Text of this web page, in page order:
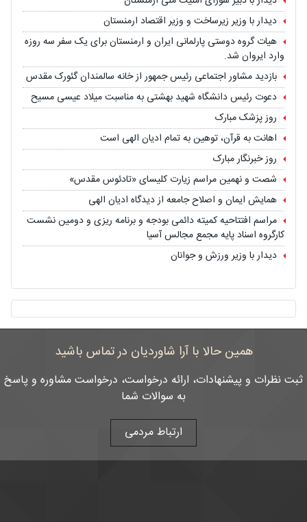
دیدار با وزیر زیرساخت و وزیر اقتصاد ارمنستان
هیات گروه دوستی پارلمانی ایران و ارمنستان برای یک سفر سه روزه
وارد ایروان شد.
بازدید مشاور اجتماعی رئیس جمهور از خانه سالمندان گئورک مقدس
دعوت رئیس دانشگاه شهید بهشتی به مناسبت میلاد عیسی مسیح
روز پزشک مبارک
اهانت به قرآن، توهین به تمام ادیان الهی است
روز خبرنگار مبارک
شصت و نهمین مراسم زیارت کلیسای «تادئوس مقدس»
همایش ایمان و اصلاح جامعه از دیدگاه ادیان الهی
مراسم افتتاحیه کمیته دائمی بودجه و برنامه ریزی و دومین نشست
کارگروه اسناد پایه مجمع مجالس آسیا
دیدار با وزیر ورزش و جوانان
همین حالا با آرا شاوردیان در تماس باشید
ثبت نظرات و پیشنهادات، ارائه درخواست، درخواست مشاوره و پاسخ
به سوالات شما
ارتباط مردمی